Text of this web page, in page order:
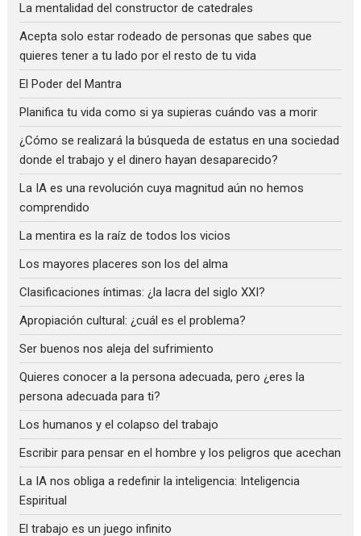
La mentalidad del constructor de catedrales
Acepta solo estar rodeado de personas que sabes que
quieres tener a tu lado por el resto de tu vida
El Poder del Mantra
Planifica tu vida como si ya supieras cuándo vas a morir
¿Cómo se realizará la búsqueda de estatus en una sociedad
donde el trabajo y el dinero hayan desaparecido?
La IA es una revolución cuya magnitud aún no hemos
comprendido
La mentira es la raíz de todos los vicios
Los mayores placeres son los del alma
Clasificaciones íntimas: ¿la lacra del siglo XXI?
Apropiación cultural: ¿cuál es el problema?
Ser buenos nos aleja del sufrimiento
Quieres conocer a la persona adecuada, pero ¿eres la
persona adecuada para ti?
Los humanos y el colapso del trabajo
Escribir para pensar en el hombre y los peligros que acechan
La IA nos obliga a redefinir la inteligencia: Inteligencia
Espiritual
El trabajo es un juego infinito